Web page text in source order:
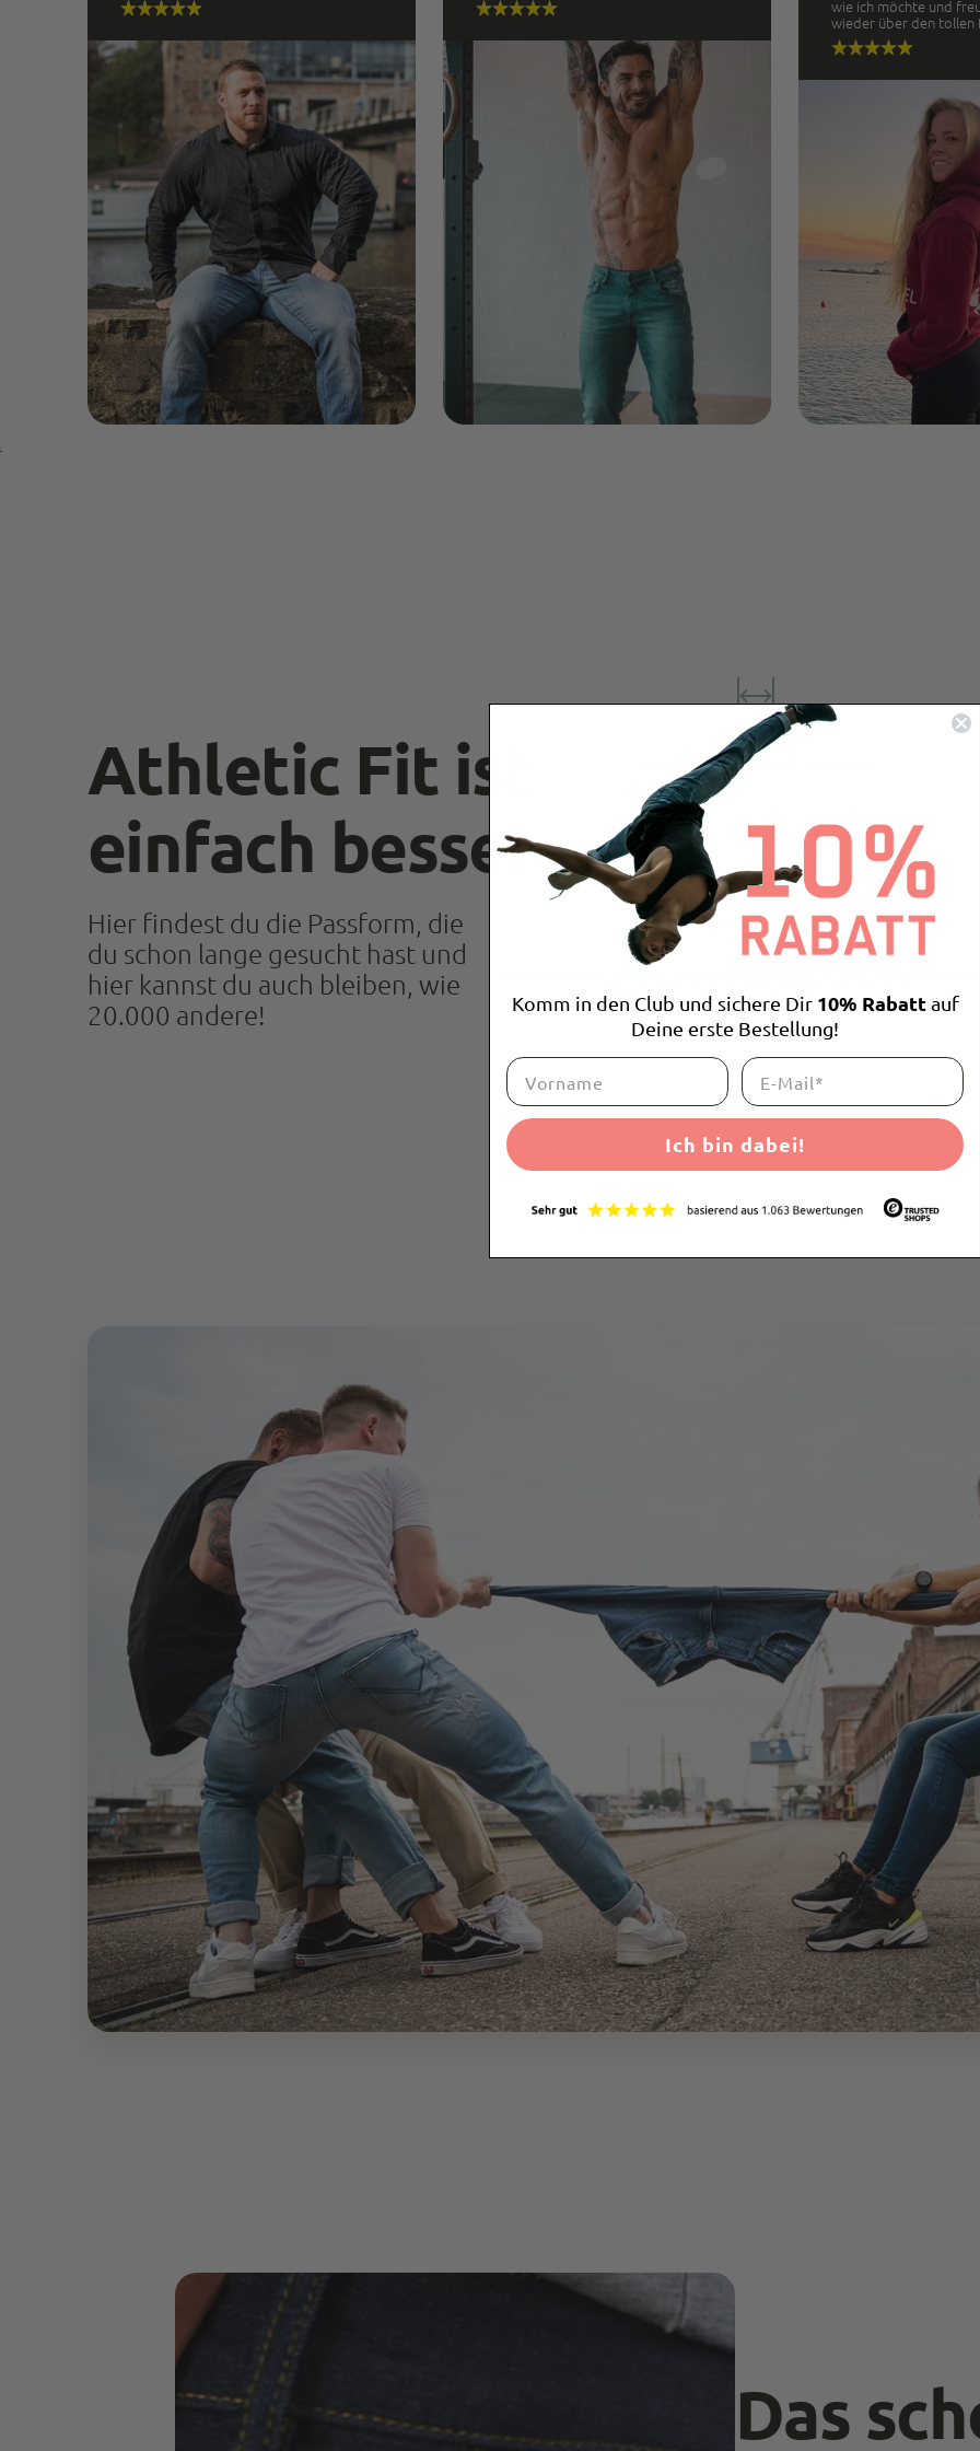
wie ich möchte und
wieder über den tollen
Athletic Fit ist
einfach besser
Hier findest du die Passform, die
du schon lange gesucht hast und
hier kannst du auch bleiben, wie
20.000 andere!
Perfektionierte Passform
Mehr Platz an Oberschenkel und Po. Damit dir auch Hosen
passen, wenn du nicht der “Fast-Fashion-Norm” entsprichst!
Hochelastisch und formstabil.
Flexibler Bund - drückt nicht, rutscht nicht! Egal was du
Das
Komm in den Club und sichere Dir 10% Rabatt auf
Deine erste Bestellung!
Ich bin dabei!